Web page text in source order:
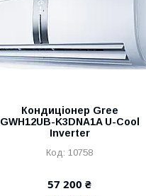
Кондиціонер Gree
GWH12UB-K3DNA1A U-Cool
Inverter
10758
57 200 ₴